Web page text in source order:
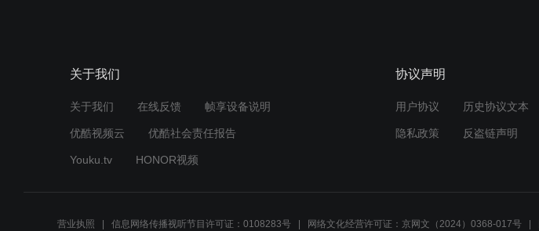
关于我们
关于我们 在线反馈 帧享设备说明
优酷视频云 优酷社会责任报告
Youku.tv HONOR视频
协议声明
用户协议 历史协议文本
隐私政策 反盗链声明
营业执照 信息网络传播视听节目许可证：0108283号 网络文化经营许可证：京网文（2024）0368-017号